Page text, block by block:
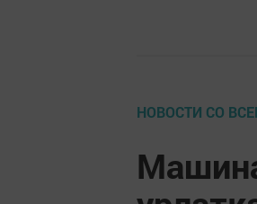
НОВОСТИ СО